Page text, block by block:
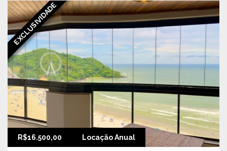
EXCLUSIVIDADE
R$16.500,00 Locação Anual